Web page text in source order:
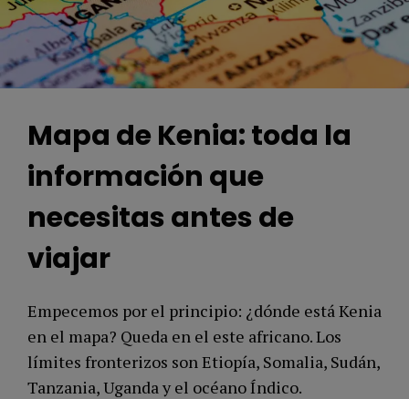
Mapa de Kenia: toda la
información que
necesitas antes de
viajar
Empecemos por el principio: ¿dónde está Kenia
en el mapa? Queda en el este africano. Los
límites fronterizos son Etiopía, Somalia, Sudán,
Tanzania, Uganda y el océano Índico.